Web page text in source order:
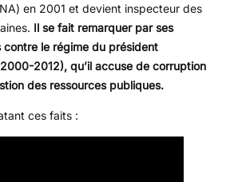
en 2001 et devient inspecteur des
Il se fait remarquer par ses
le régime du président
2012), qu’il accuse de corruption
des ressources publiques.
ces faits :